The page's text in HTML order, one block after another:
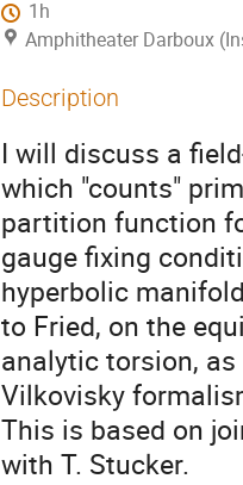
1h
Amphitheater Darboux
Description
I will discuss a
which "counts"
partition function
gauge fixing
hyperbolic
to Fried, on the
analytic torsion,
Vilkovisky
This is based on
with T. Stucker.